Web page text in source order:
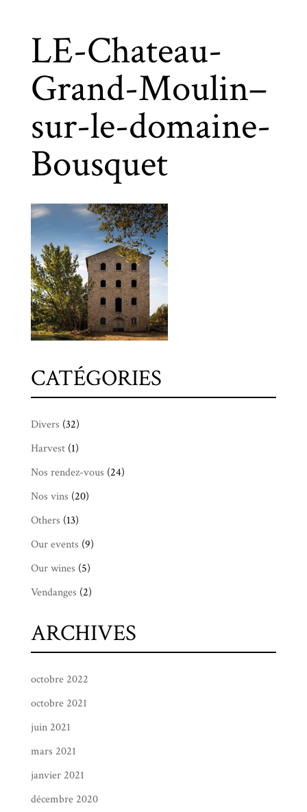
LE-Chateau-
Grand-Moulin–
sur-le-domaine-
Bousquet
CATÉGORIES
Divers (32)
Harvest(1)
Nos rendez-vous (24)
Nos vins (20)
Others (13)
Our events (9)
Our wines (5)
Vendanges (2)
ARCHIVES
octobre 2022
octobre 2021
juin 2021
mars 2021
janvier 2021
décembre 2020